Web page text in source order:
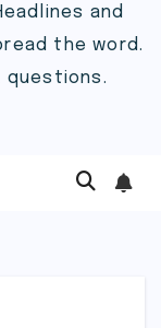
and
the word.
questions.